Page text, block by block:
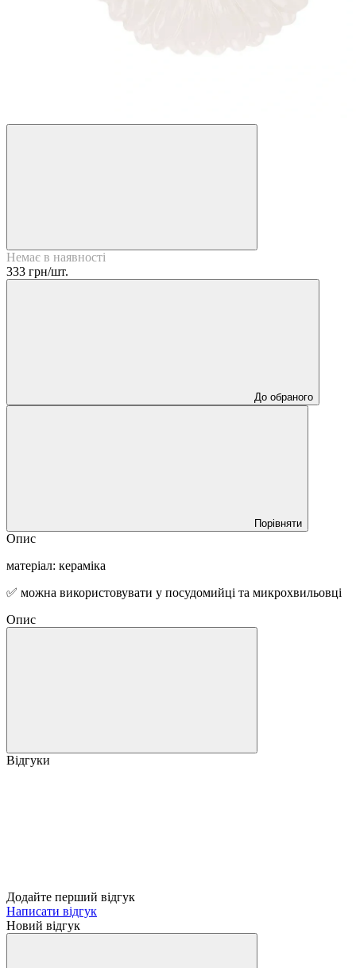
Немає в наявності
333 грн/шт.
До обраного
Порівняти
Опис
матеріал: кераміка
✅ можна використовувати у посудомийці та микрохвильовці
Опис
Відгуки
Додайте перший відгук
Написати відгук
Новий відгук